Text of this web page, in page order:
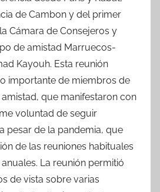
de Cambon y del primer
Cámara de Consejeros y
de amistad Marruecos-
Kayouh. Esta reunión
importante de miembros de
que manifestaron con
voluntad de seguir
pesar de la pandemia, que
de las reuniones habituales
La reunión permitió
de vista sobre varias